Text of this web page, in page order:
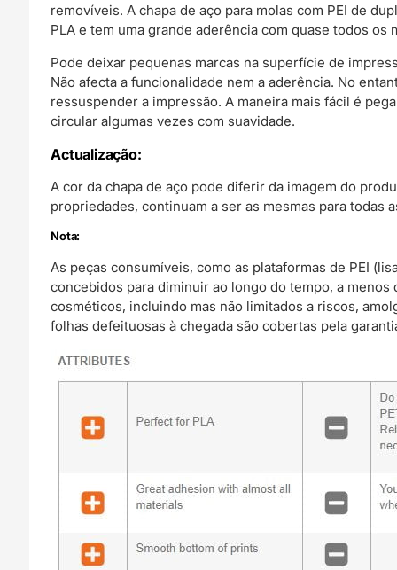
removíveis. A chapa de aço para molas com PEI de
PLA e tem uma grande aderência com quase todos
Pode deixar pequenas marcas na superfície de
Não afecta a funcionalidade nem a aderência. No
ressuspender a impressão. A maneira mais fácil é
circular algumas vezes com suavidade.
Actualização:
A cor da chapa de aço pode diferir da imagem do
propriedades, continuam a ser as mesmas para todas
Nota:
As peças consumíveis, como as plataformas de PEI
concebidos para diminuir ao longo do tempo, a
cosméticos, incluindo mas não limitados a riscos,
folhas defeituosas à chegada são cobertas pela